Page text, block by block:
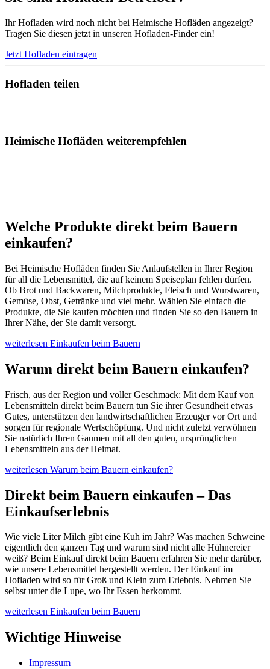
Ihr Hofladen wird noch nicht bei Heimische Hofläden angezeigt?
Tragen Sie diesen jetzt in unseren Hofladen-Finder ein!
Jetzt Hofladen eintragen
Hofladen teilen
Heimische Hofläden weiterempfehlen
Welche Produkte direkt beim Bauern
einkaufen?
Bei Heimische Hofläden finden Sie Anlaufstellen in Ihrer Region
für all die Lebensmittel, die auf keinem Speiseplan fehlen dürfen.
Ob Brot und Backwaren, Milchprodukte, Fleisch und Wurstwaren,
Gemüse, Obst, Getränke und viel mehr. Wählen Sie einfach die
Produkte, die Sie kaufen möchten und finden Sie so den Bauern in
Ihrer Nähe, der Sie damit versorgt.
weiterlesen Einkaufen beim Bauern
Warum direkt beim Bauern einkaufen?
Frisch, aus der Region und voller Geschmack: Mit dem Kauf von
Lebensmitteln direkt beim Bauern tun Sie ihrer Gesundheit etwas
Gutes, unterstützen den landwirtschaftlichen Erzeuger vor Ort und
sorgen für regionale Wertschöpfung. Und nicht zuletzt verwöhnen
Sie natürlich Ihren Gaumen mit all den guten, ursprünglichen
Lebensmitteln aus der Heimat.
weiterlesen Warum beim Bauern einkaufen?
Direkt beim Bauern einkaufen – Das
Einkaufserlebnis
Wie viele Liter Milch gibt eine Kuh im Jahr? Was machen Schweine
eigentlich den ganzen Tag und warum sind nicht alle Hühnereier
weiß? Beim Einkauf direkt beim Bauern erfahren Sie mehr darüber,
wie unsere Lebensmittel hergestellt werden. Der Einkauf im
Hofladen wird so für Groß und Klein zum Erlebnis. Nehmen Sie
selbst unter die Lupe, wo Ihr Essen herkommt.
weiterlesen Einkaufen beim Bauern
Wichtige Hinweise
Impressum